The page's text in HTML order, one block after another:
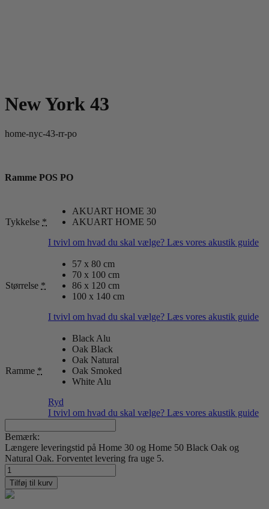
New York 43
home-nyc-43-rr-po
Ramme POS PO
Tykkelse *
AKUART HOME 30
AKUART HOME 50
I tvivl om hvad du skal vælge? Læs vores akustik guide
Størrelse *
57 x 80 cm
70 x 100 cm
86 x 120 cm
100 x 140 cm
I tvivl om hvad du skal vælge? Læs vores akustik guide
Ramme *
Black Alu
Oak Black
Oak Natural
Oak Smoked
White Alu
Ryd
I tvivl om hvad du skal vælge? Læs vores akustik guide
Bemærk:
Længere leveringstid på Home 30 og Home 50 Black Oak og
Natural Oak. Forventet levering fra uge 5.
New
York
43
antal
Tilføj til kurv